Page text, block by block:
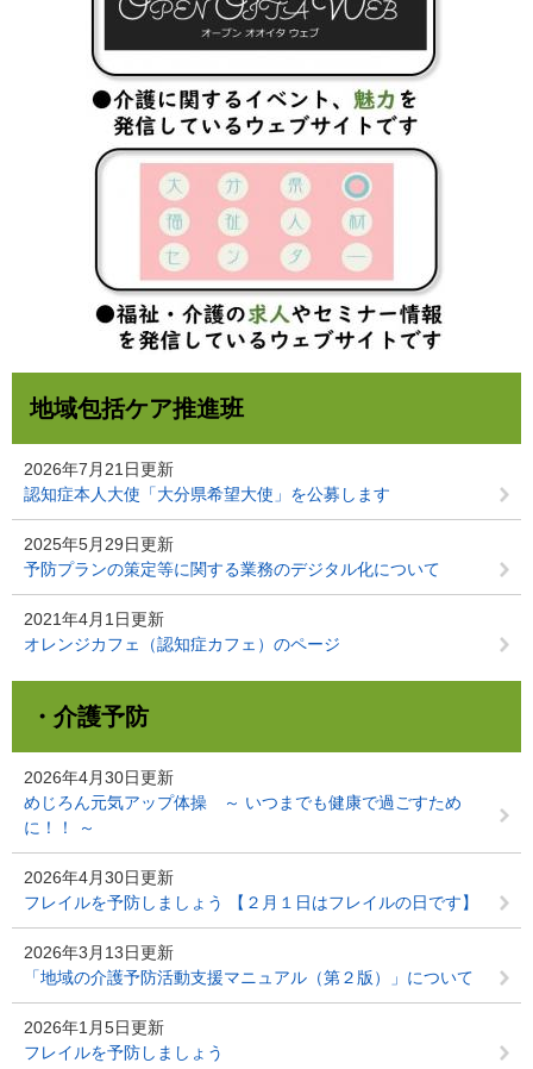
地域包括ケア推進班
2026年7月21日更新
認知症本人大使「大分県希望大使」を公募します
2025年5月29日更新
予防プランの策定等に関する業務のデジタル化について
2021年4月1日更新
オレンジカフェ（認知症カフェ）のページ
・介護予防
2026年4月30日更新
めじろん元気アップ体操 ～ いつまでも健康で過ごすため
に！！ ～
2026年4月30日更新
フレイルを予防しましょう 【２月１日はフレイルの日です】
2026年3月13日更新
「地域の介護予防活動支援マニュアル（第２版）」について
2026年1月5日更新
フレイルを予防しましょう